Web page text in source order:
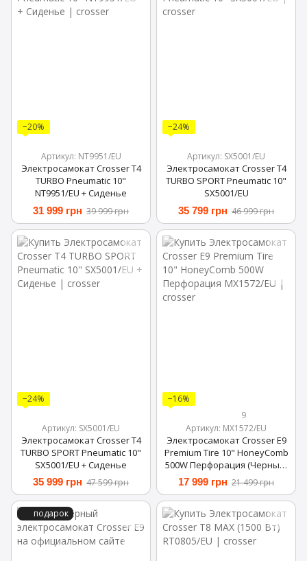
−20%
Артикул: NT9951/EU
Электросамокат Crosser T4
TURBO Pneumatic 10"
NT9951/EU + Сиденье
31 999 грн 39 999 грн
−24%
Артикул: SX5001/EU
Электросамокат Crosser T4
TURBO SPORT Pneumatic 10"
SX5001/EU
35 799 грн 46 999 грн
−24%
Артикул: SX5001/EU
Электросамокат Crosser T4
TURBO SPORT Pneumatic 10"
SX5001/EU + Сиденье
35 999 грн 47 599 грн
−16%
9
Артикул: MX1572/EU
Электросамокат Crosser E9
Premium Tire 10" HoneyComb
500W Перфорация (Черный)
MX1572/EU
17 999 грн 21 499 грн
подарок